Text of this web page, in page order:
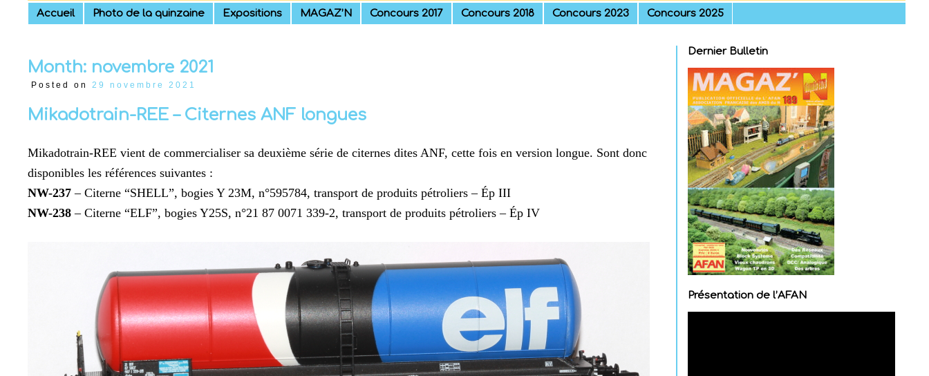
Skip
to
Accueil Photo de la quinzaine Expositions MAGAZ’N Concours 2017 Concours 2018 Concours 2023 Concours 2025
Month: novembre 2021
Posted on 29 novembre 2021
Mikadotrain-REE – Citernes ANF longues
Mikadotrain-REE vient de commercialiser sa deuxième série de citernes dites ANF, cette fois en version longue. Sont donc
disponibles les références suivantes :
NW-237 – Citerne “SHELL”, bogies Y 23M, n°595784, transport de produits pétroliers – Ép III
NW-238 – Citerne “ELF”, bogies Y25S, n°21 87 0071 339-2, transport de produits pétroliers – Ép IV
Dernier Bulletin
Présentation de l’AFAN